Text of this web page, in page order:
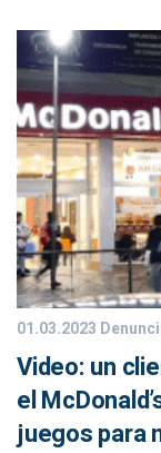
01.03.2023
Video: un
el
juegos para